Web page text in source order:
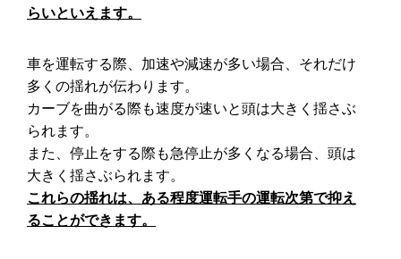
らいといえます。
車を運転する際、加速や減速が多い場合、それだけ
多くの揺れが伝わります。
カーブを曲がる際も速度が速いと頭は大きく揺さぶ
られます。
また、停止をする際も急停止が多くなる場合、頭は
大きく揺さぶられます。
これらの揺れは、ある程度運転手の運転次第で抑え
ることができます。